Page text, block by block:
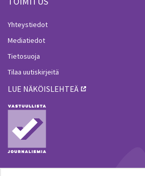
Yhteystiedot
Mediatiedot
Tietosuoja
Tilaa uutiskirjeitä
LUE NÄKÖISLEHTEÄ